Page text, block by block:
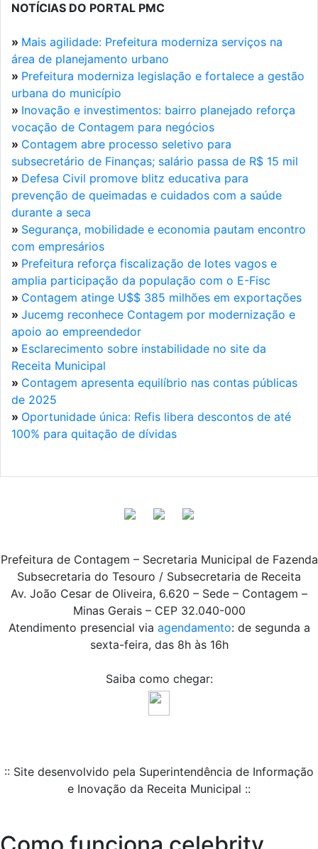
NOTÍCIAS DO PORTAL PMC
» Mais agilidade: Prefeitura moderniza serviços na
área de planejamento urbano
» Prefeitura moderniza legislação e fortalece a gestão
urbana do município
» Inovação e investimentos: bairro planejado reforça
vocação de Contagem para negócios
» Contagem abre processo seletivo para
subsecretário de Finanças; salário passa de R$ 15 mil
» Defesa Civil promove blitz educativa para
prevenção de queimadas e cuidados com a saúde
durante a seca
» Segurança, mobilidade e economia pautam encontro
com empresários
» Prefeitura reforça fiscalização de lotes vagos e
amplia participação da população com o E-Fisc
» Contagem atinge U$$ 385 milhões em exportações
» Jucemg reconhece Contagem por modernização e
apoio ao empreendedor
» Esclarecimento sobre instabilidade no site da
Receita Municipal
» Contagem apresenta equilíbrio nas contas públicas
de 2025
» Oportunidade única: Refis libera descontos de até
100% para quitação de dívidas
Prefeitura de Contagem – Secretaria Municipal de Fazenda
Subsecretaria do Tesouro / Subsecretaria de Receita
Av. João Cesar de Oliveira, 6.620 – Sede – Contagem –
Minas Gerais – CEP 32.040-000
Atendimento presencial via agendamento: de segunda a
sexta-feira, das 8h às 16h
Saiba como chegar:
:: Site desenvolvido pela Superintendência de Informação
e Inovação da Receita Municipal ::